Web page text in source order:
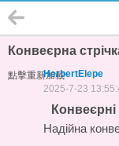
Конвеєрна
點擊重新加載HerbertElepe
2025-7-23
Надійна